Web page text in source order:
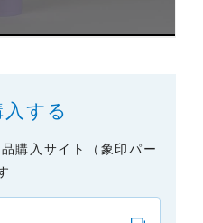
になっております。製
様ご相談センター 」に直
ようお願いします
する
購入サイト（象印パー